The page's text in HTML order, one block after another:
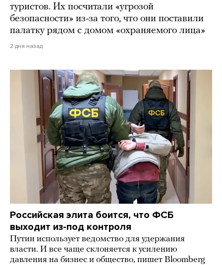
туристов. Их посчитали «угрозой
безопасности» из-за того, что они поставили
палатку рядом с домом «охраняемого лица»
2 дня назад
Российская элита боится, что ФСБ
выходит из-под контроля
Путин использует ведомство для удержания
власти. И все чаще склоняется к усилению
давления на бизнес и общество, пишет Bloomberg